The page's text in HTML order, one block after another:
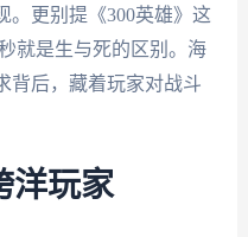
。更别提《300英雄》这
就是生与死的区别。海
背后，藏着玩家对战斗
洋玩家